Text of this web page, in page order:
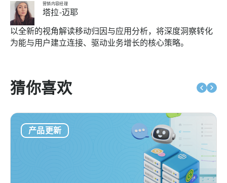
营销内容经理
塔拉-迈耶
以全新的视角解读移动归因与应用分析，将深度洞察转化
为能与用户建立连接、驱动业务增长的核心策略。
猜你喜欢
产品更新